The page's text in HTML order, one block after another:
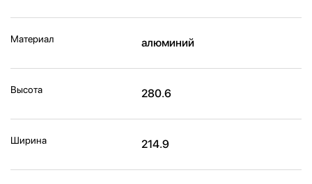
Материал алюминий
Высота 280.6
Ширина 214.9